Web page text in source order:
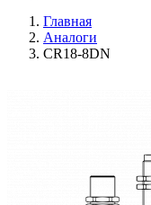
Главная
Аналоги
CR18-8DN